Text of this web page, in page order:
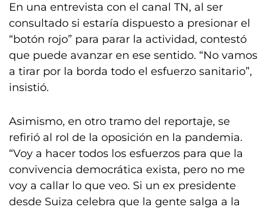
En una entrevista con el canal TN, al ser
consultado si estaría dispuesto a presionar el
“botón rojo” para parar la actividad, contestó
que puede avanzar en ese sentido. “No vamos
a tirar por la borda todo el esfuerzo sanitario”,
insistió.
Asimismo, en otro tramo del reportaje, se
refirió al rol de la oposición en la pandemia.
“Voy a hacer todos los esfuerzos para que la
convivencia democrática exista, pero no me
voy a callar lo que veo. Si un ex presidente
desde Suiza celebra que la gente salga a la